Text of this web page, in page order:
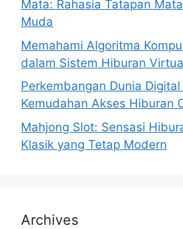
Mata: Rahasia Tatapan
Muda
Memahami Algoritma
dalam Sistem Hiburan
Perkembangan Dunia
Kemudahan Akses Hiburan
Mahjong Slot: Sensasi
Klasik yang Tetap Modern
Archives